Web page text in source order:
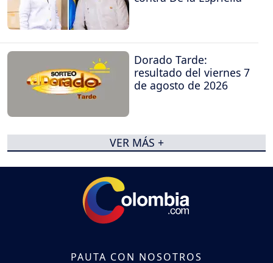
Dorado Tarde:
resultado del viernes 7
de agosto de 2026
VER MÁS +
PAUTA CON NOSOTROS